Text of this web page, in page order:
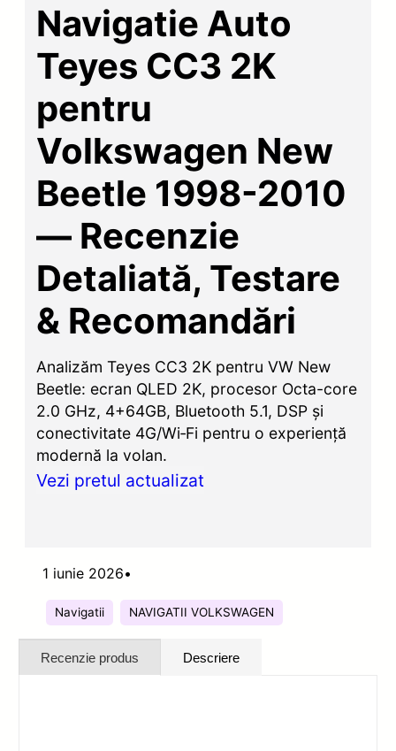
Navigatie Auto
Teyes CC3 2K
pentru
Volkswagen New
Beetle 1998-2010
— Recenzie
Detaliată, Testare
& Recomandări
Analizăm Teyes CC3 2K pentru VW New
Beetle: ecran QLED 2K, procesor Octa-core
2.0 GHz, 4+64GB, Bluetooth 5.1, DSP și
conectivitate 4G/Wi‑Fi pentru o experiență
modernă la volan.
Vezi pretul actualizat
1 iunie 2026•
Navigatii NAVIGATII VOLKSWAGEN
Recenzie produs Descriere